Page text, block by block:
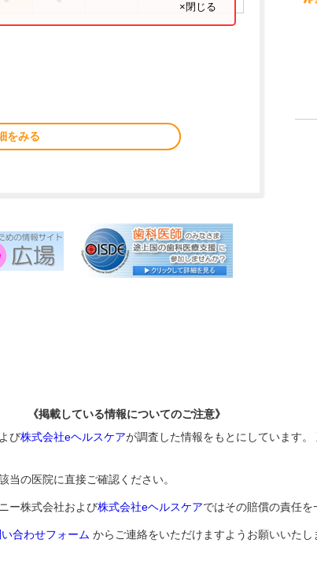
×閉じる
をみる
《掲載している情報についてのご注意》
び株式会社eヘルスケアが調査した情報をもとにしています
の医院に直接ご確認ください。
ー株式会社および株式会社eヘルスケアではその賠償の責任を
合わせフォーム からご連絡をいただけますようお願いいたし